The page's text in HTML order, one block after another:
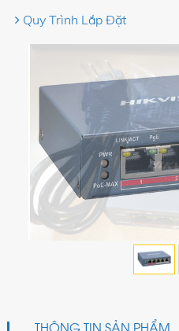
Quy Trình Lắp Đặt
THÔNG TIN SẢN PHẨM